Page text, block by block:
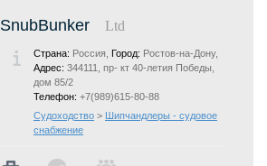
SnubBunker Ltd
Страна: Россия, Город: Ростов-на-Дону,
Адрес: 344111, пр- кт 40-летия Победы,
дом 85/2
Телефон: +7(989)615-80-88
Судоходство > Шипчандлеры - судовое
снабжение